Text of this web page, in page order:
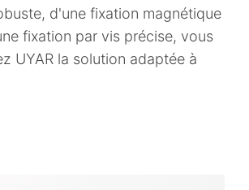
d'une fixation magnétique
fixation par vis précise, vous
UYAR la solution adaptée à